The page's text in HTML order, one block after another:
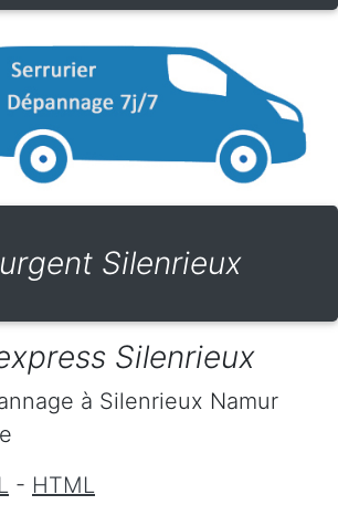
Silenrieux
Silenrieux
à Silenrieux Namur
- HTML